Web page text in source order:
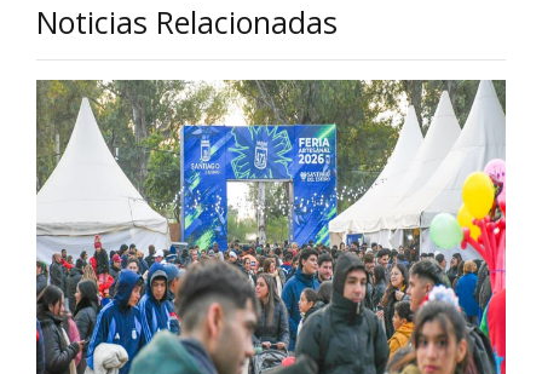
Noticias Relacionadas